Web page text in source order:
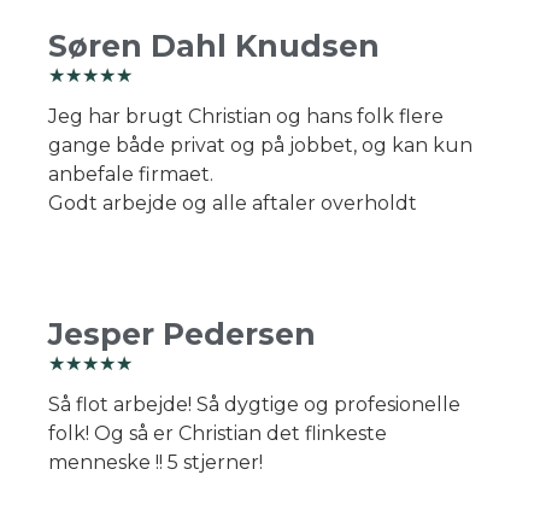
Søren Dahl Knudsen
☆☆☆☆☆
Jeg har brugt Christian og hans folk flere
gange både privat og på jobbet, og kan kun
anbefale firmaet.
Godt arbejde og alle aftaler overholdt
Jesper Pedersen
☆☆☆☆☆
Så flot arbejde! Så dygtige og profesionelle
folk! Og så er Christian det flinkeste
menneske !! 5 stjerner!